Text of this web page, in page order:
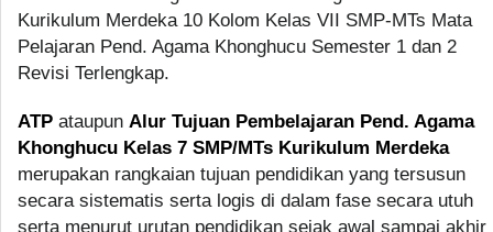
Kurikulum Merdeka 10 Kolom Kelas VII SMP-MTs Mata
Pelajaran Pend. Agama Khonghucu Semester 1 dan 2
Revisi Terlengkap.
ATP ataupun Alur Tujuan Pembelajaran Pend. Agama
Khonghucu Kelas 7 SMP/MTs Kurikulum Merdeka
merupakan rangkaian tujuan pendidikan yang tersusun
secara sistematis serta logis di dalam fase secara utuh
serta menurut urutan pendidikan sejak awal sampai akhir